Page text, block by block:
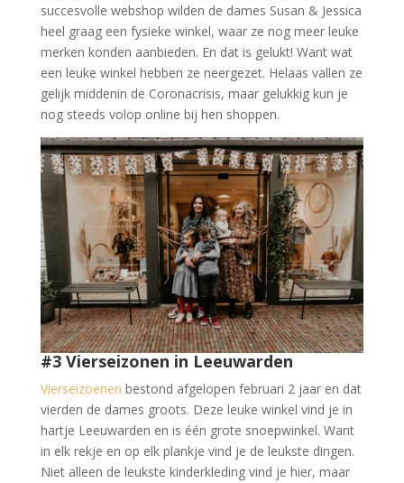
succesvolle webshop wilden de dames Susan & Jessica
heel graag een fysieke winkel, waar ze nog meer leuke
merken konden aanbieden. En dat is gelukt! Want wat
een leuke winkel hebben ze neergezet. Helaas vallen ze
gelijk middenin de Coronacrisis, maar gelukkig kun je
nog steeds volop online bij hen shoppen.
#3 Vierseizonen in Leeuwarden
Vierseizoenen bestond afgelopen februari 2 jaar en dat
vierden de dames groots. Deze leuke winkel vind je in
hartje Leeuwarden en is één grote snoepwinkel. Want
in elk rekje en op elk plankje vind je de leukste dingen.
Niet alleen de leukste kinderkleding vind je hier, maar